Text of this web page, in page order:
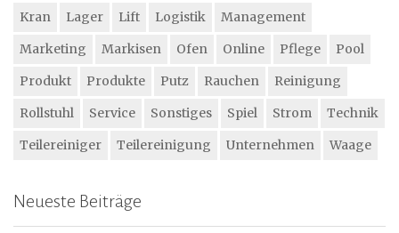
Kran
Lager Lift Logistik
Management
Marketing
Markisen Ofen Online Pflege
Pool
Produkt
Produkte Putz Rauchen
Reinigung
Rollstuhl
Service Sonstiges Spiel Strom
Technik
Teilereiniger
Teilereinigung Unternehmen Waage
Neueste Beiträge